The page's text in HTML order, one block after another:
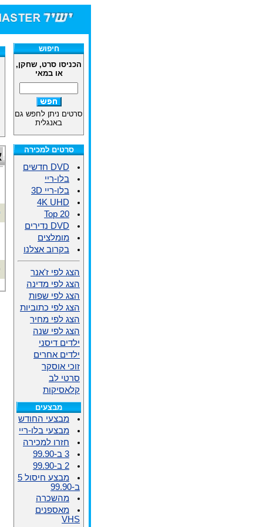
חיפוש
הכניסו סרט, שחקן,
או במאי
סרטים ניתן לחפש גם
באנגלית
סרטים למכירה
DVD חדשים
בלו-ריי
בלו-ריי 3D
4K UHD
Top 20
DVD נדירים
מומלצים
בקרוב אצלנו
הצג לפי ז'אנר
הצג לפי מדינה
הצג לפי שפות
הצג לפי כתוביות
הצג לפי מחיר
הצג לפי שנה
ילדים דיסני
ילדים אחרים
זוכי אוסקר
סרטי לב
קלאסיקות
מבצעים
מבצעי החודש
מבצעי בלו-ריי
חזרו למכירה
3 ב-99.90
2 ב-99.90
מבצע חיסול 5
ב-99.90
מהשכרה
מאספנים
VHS